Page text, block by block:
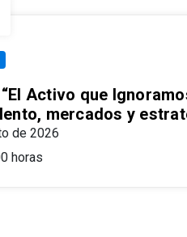
Activo que
mercados y
de 2026
horas